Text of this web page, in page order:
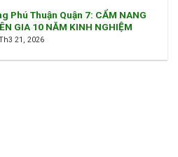
Phú Thuận Quận 7: CẨM NANG
GIA 10 NĂM KINH NGHIỆM
21, 2026